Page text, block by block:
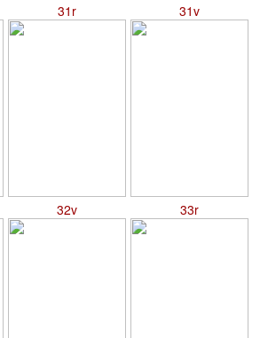
31r 31v
32v 33r